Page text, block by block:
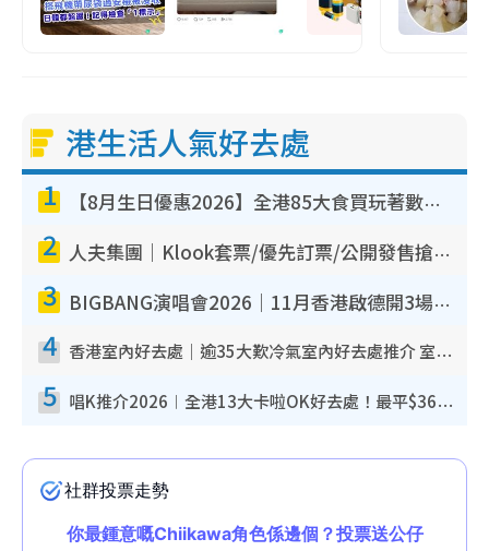
港生活人氣好去處
1 【8月生日優惠2026】全港85大食買玩著數攻略 自助餐/火鍋放題同行免費＋誠品/DONKI送現金券
2 人夫集團｜Klook套票/優先訂票/公開發售搶飛攻略！附票價.購票連結.場地座位表
3 BIGBANG演唱會2026｜11月香港啟德開3場！實名制VIP申請、優先購票攻略
4 香港室內好去處｜逾35大歎冷氣室內好去處推介 室內活動免費避雨無懼落雨
5 唱K推介2026︱全港13大卡啦OK好去處！最平$36起 日文K都有！(附地址+收費詳情)